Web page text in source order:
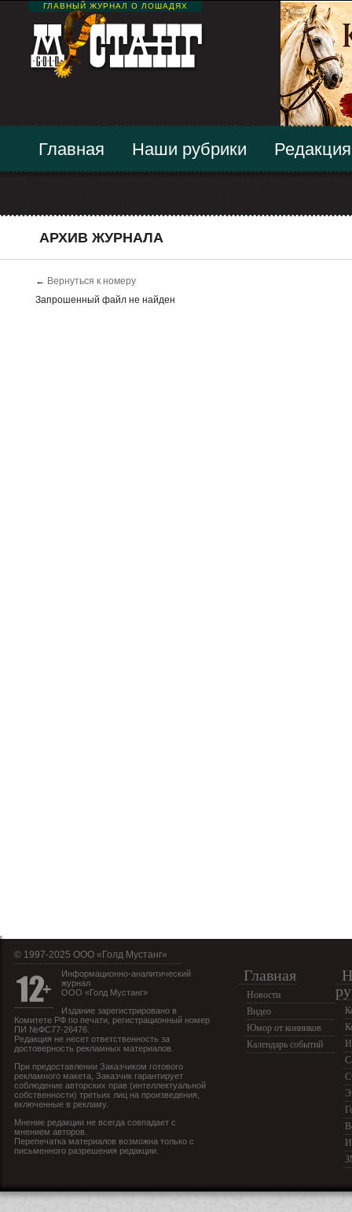
ГЛАВНЫЙ ЖУРНАЛ О ЛОШАДЯХ
Главная Наши рубрики Редакция
АРХИВ ЖУРНАЛА
← Вернуться к номеру
Запрошенный файл не найден
© 1997-2025 OOO «Голд Мустанг»
Информационно-аналитический
журнал
ООО «Голд Мустанг»
Издание зарегистрировано в
Комитете РФ по печати, регистрационный номер
ПИ №ФС77-26476.
Редакция не несет ответственность за
достоверность рекламных материалов.
При предоставлении Заказчиком готового
рекламного макета, Заказчик гарантирует
соблюдение авторских прав (интеллектуальной
собственности) третьих лиц на произведения,
включенные в рекламу.
Мнение редакции не всегда совпадает с
мнением авторов.
Перепечатка материалов возможна только с
письменного разрешения редакции.
Главная
Новости
Видео
Юмор от конников
Календарь событий